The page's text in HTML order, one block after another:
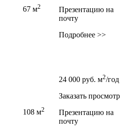
67 м2
Презентацию на
почту
Подробнее >>
108 м2
24 000 руб. м2/год
Заказать просмотр
Презентацию на
почту